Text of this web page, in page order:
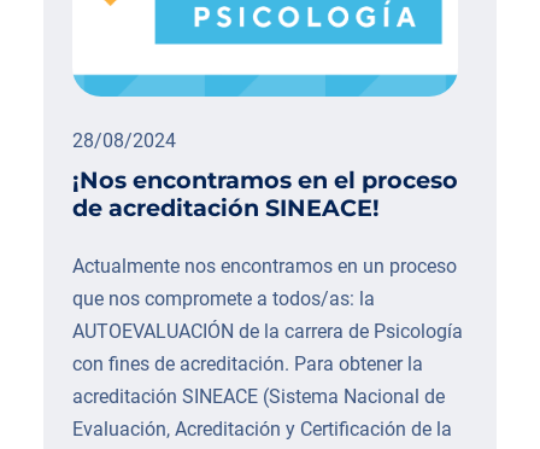
28/08/2024
¡Nos encontramos en el proceso
de acreditación SINEACE!
Actualmente nos encontramos en un proceso
que nos compromete a todos/as: la
AUTOEVALUACIÓN de la carrera de Psicología
con fines de acreditación. Para obtener la
acreditación SINEACE (Sistema Nacional de
Evaluación, Acreditación y Certificación de la